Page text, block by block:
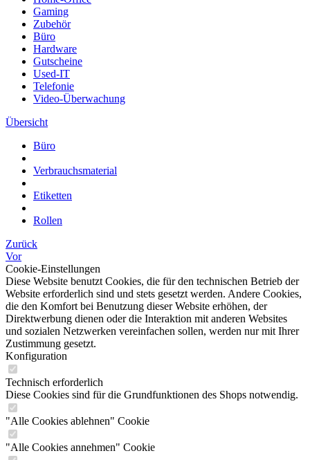
Gaming
Zubehör
Büro
Hardware
Gutscheine
Used-IT
Telefonie
Video-Überwachung
Übersicht
Büro
Verbrauchsmaterial
Etiketten
Rollen
Zurück
Vor
Cookie-Einstellungen
Diese Website benutzt Cookies, die für den technischen Betrieb der
Website erforderlich sind und stets gesetzt werden. Andere Cookies,
die den Komfort bei Benutzung dieser Website erhöhen, der
Direktwerbung dienen oder die Interaktion mit anderen Websites
und sozialen Netzwerken vereinfachen sollen, werden nur mit Ihrer
Zustimmung gesetzt.
Konfiguration
Technisch erforderlich
Diese Cookies sind für die Grundfunktionen des Shops notwendig.
"Alle Cookies ablehnen" Cookie
"Alle Cookies annehmen" Cookie